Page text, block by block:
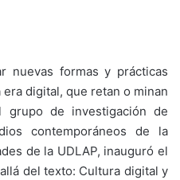
nuevas formas y prácticas
digital, que retan o minan
grupo de investigación de
contemporáneos de la
de la UDLAP, inauguró el
del texto: Cultura digital y